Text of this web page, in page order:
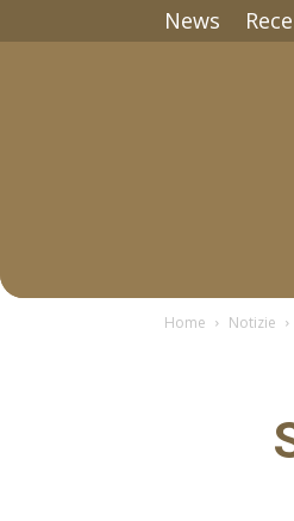
News
Home Notizie